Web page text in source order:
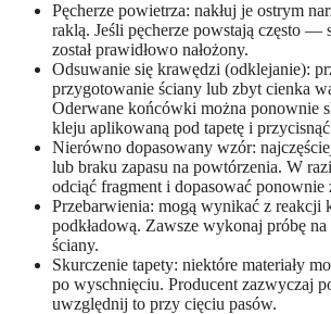
Pęcherze powietrza: nakłuj je ostrym
raklą. Jeśli pęcherze powstają często —
został prawidłowo nałożony.
Odsuwanie się krawędzi (odklejanie):
przygotowanie ściany lub zbyt cienka
Oderwane końcówki można ponownie
kleju aplikowaną pod tapetę i
Nierówno dopasowany wzór:
lub braku zapasu na powtórzenia. W
odciąć fragment i dopasować ponownie
Przebarwienia: mogą wynikać z reakcji
podkładową. Zawsze wykonaj próbę na
ściany.
Skurczenie tapety: niektóre materiały
po wyschnięciu. Producent zazwyczaj
uwzględnij to przy cięciu pasów.